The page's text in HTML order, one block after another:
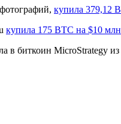
купила 379,12
купила 175 BTC на $10 млн
в биткоин MicroStrategy